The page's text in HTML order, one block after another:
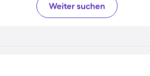
Weiter suchen